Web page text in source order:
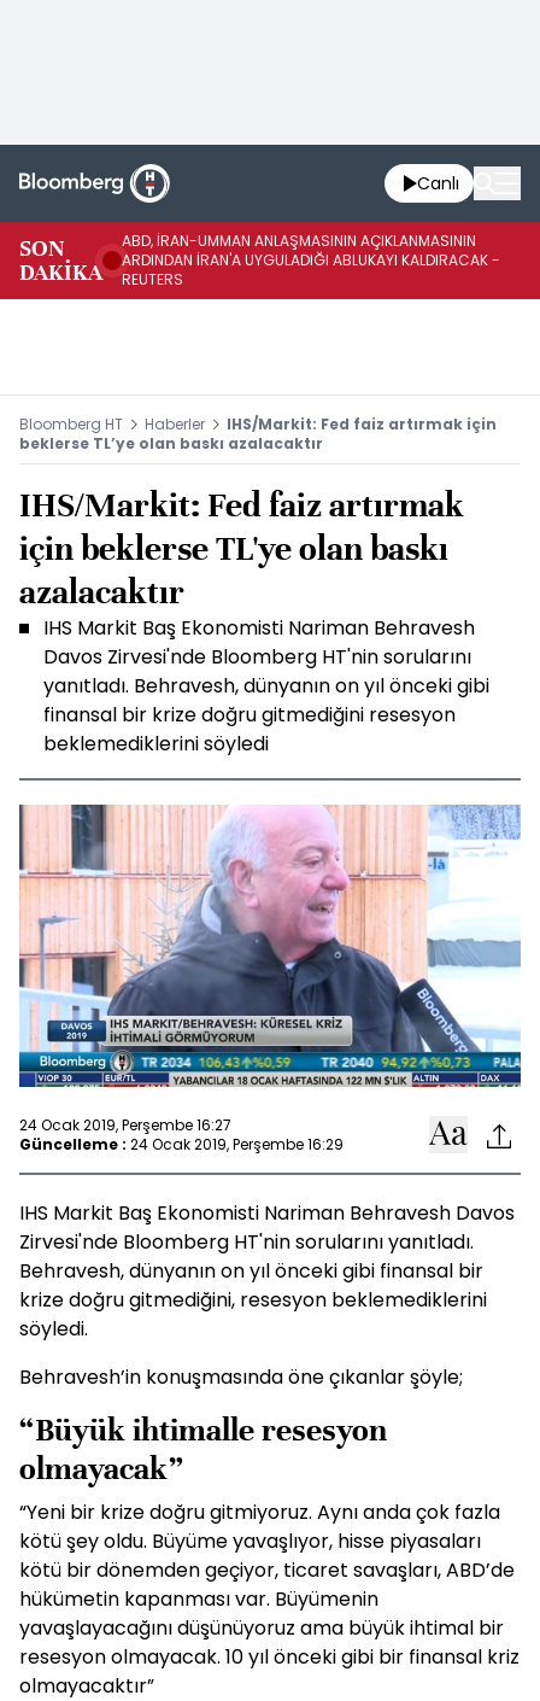
Canlı
SON
DAKİKA
ABD, İRAN-UMMAN ANLAŞMASININ AÇIKLANMASININ
ARDINDAN İRAN'A UYGULADIĞI ABLUKAYI KALDIRACAK -
REUTERS
Bloomberg HT Haberler
IHS/Markit: Fed faiz artırmak için
beklerse TL’ye olan baskı azalacaktır
IHS/Markit: Fed faiz artırmak
için beklerse TL'ye olan baskı
azalacaktır
IHS Markit Baş Ekonomisti Nariman Behravesh
Davos Zirvesi'nde Bloomberg HT'nin sorularını
yanıtladı. Behravesh, dünyanın on yıl önceki gibi
finansal bir krize doğru gitmediğini resesyon
beklemediklerini söyledi
24 Ocak 2019, Perşembe 16:27
Güncelleme : 24 Ocak 2019, Perşembe 16:29
IHS Markit Baş Ekonomisti Nariman Behravesh Davos
Zirvesi'nde Bloomberg HT'nin sorularını yanıtladı.
Behravesh, dünyanın on yıl önceki gibi finansal bir
krize doğru gitmediğini, resesyon beklemediklerini
söyledi.
Behravesh’in konuşmasında öne çıkanlar şöyle;
“Büyük ihtimalle resesyon
olmayacak”
“Yeni bir krize doğru gitmiyoruz. Aynı anda çok fazla
kötü şey oldu. Büyüme yavaşlıyor, hisse piyasaları
kötü bir dönemden geçiyor, ticaret savaşları, ABD’de
hükümetin kapanması var. Büyümenin
yavaşlayacağını düşünüyoruz ama büyük ihtimal bir
resesyon olmayacak. 10 yıl önceki gibi bir finansal kriz
olmayacaktır”